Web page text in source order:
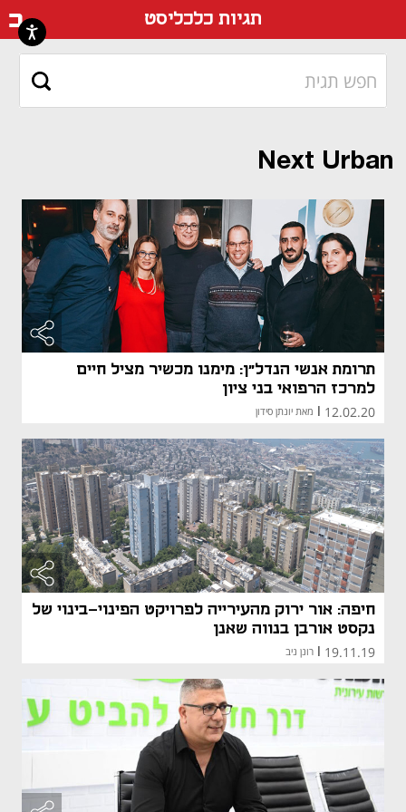
תגיות כלכליסט
Next Urban
תרומת אנשי הנדל"ן: מימנו מכשיר מציל חיים
למרכז הרפואי בני ציון
12.02.20 מאת יונתן סידון
חיפה: אור ירוק מהעירייה לפרויקט הפינוי-בינוי של
נקסט אורבן בנווה שאנן
19.11.19 רונן ניב